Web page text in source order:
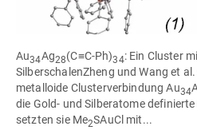
Au34Ag28(C≡C-Ph)34: Ein Cluster
SilberschalenZheng und Wang et
metalloide Clusterverbindung Au34
die Gold- und Silberatome
setzten sie Me2SAuCl mit...